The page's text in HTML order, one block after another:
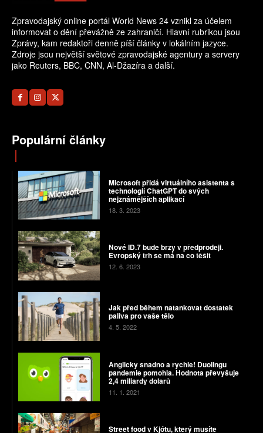
Zpravodajský online portál World News 24 vznikl za účelem
informovat o dění převážně ze zahraničí. Hlavní rubrikou jsou
Zprávy, kam redaktoři denně píší články v lokálním jazyce.
Zdroje jsou největší světové zpravodajské agentury a servery
jako Reuters, BBC, CNN, Al-Džazíra a další.
Populární články
Microsoft přidá virtuálního asistenta s
technologií ChatGPT do svých
nejznámějších aplikací
18. 3. 2023
Nové ID.7 bude brzy v předprodeji.
Evropský trh se má na co těšit
12. 6. 2023
Jak před během natankovat dostatek
paliva pro vaše tělo
4. 5. 2022
Anglicky snadno a rychle! Duolingu
pandemie pomohla. Hodnota převyšuje
2,4 miliardy dolarů
11. 1. 2021
Street food v Kjótu, který musíte